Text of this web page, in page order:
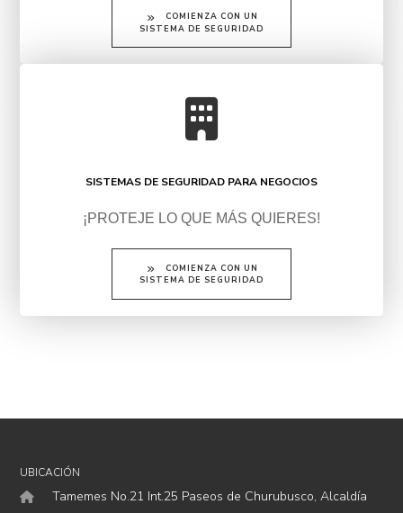
COMIENZA CON UN
SISTEMA DE SEGURIDAD
SISTEMAS DE SEGURIDAD PARA NEGOCIOS
¡PROTEJE LO QUE MÁS QUIERES!
COMIENZA CON UN
SISTEMA DE SEGURIDAD
UBICACIÓN
Tamemes No.21 Int.25 Paseos de Churubusco, Alcaldía